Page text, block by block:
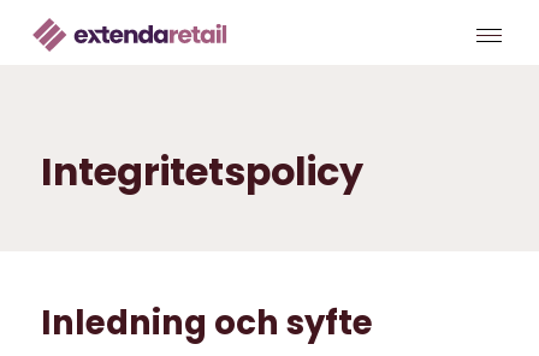
Integritetspolicy
Inledning och syfte